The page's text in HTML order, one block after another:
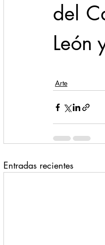
del
León
Arte
Entradas recientes